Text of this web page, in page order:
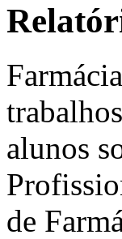
alunos
de